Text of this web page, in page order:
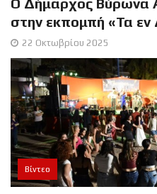
Ο Δήμαρχος Βύρωνα
στην εκπομπή «Τα
22 Οκτωβρίου 2025
Βίντεο